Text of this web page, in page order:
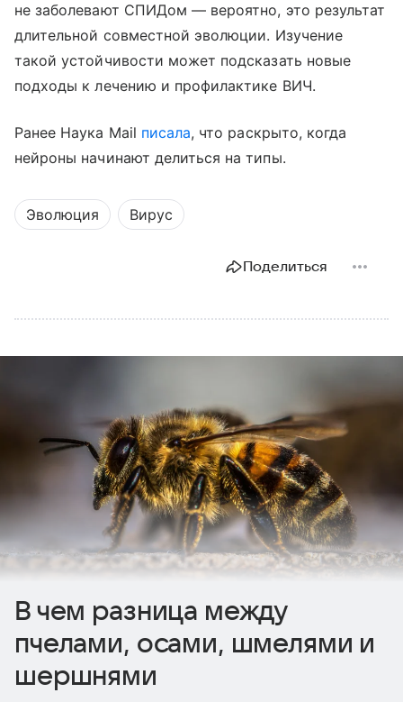
не заболевают СПИДом — вероятно, это результат
длительной совместной эволюции. Изучение
такой устойчивости может подсказать новые
подходы к лечению и профилактике ВИЧ.
Ранее Наука Mail писала, что раскрыто, когда
нейроны начинают делиться на типы.
Эволюция Вирус
Поделиться
В чем разница между
пчелами, осами, шмелями и
шершнями